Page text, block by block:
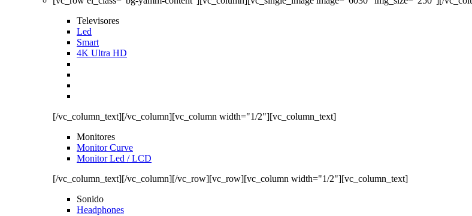
Televisores
Led
Smart
4K Ultra HD
[/vc_column_text][/vc_column][vc_column width="1/2"][vc_column_text]
Monitores
Monitor Curve
Monitor Led / LCD
[/vc_column_text][/vc_column][/vc_row][vc_row][vc_column width="1/2"][vc_column_text]
Sonido
Headphones